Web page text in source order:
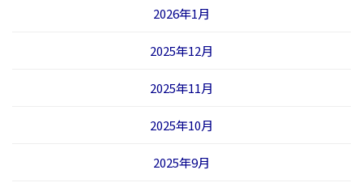
2026年1月
2025年12月
2025年11月
2025年10月
2025年9月